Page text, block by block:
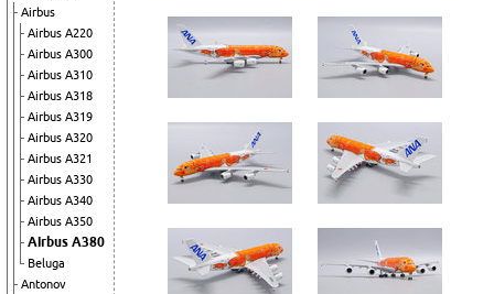
Airbus
Airbus A220
Airbus A300
Airbus A310
Airbus A318
Airbus A319
Airbus A320
Airbus A321
Airbus A330
Airbus A340
Airbus A350
Airbus A380
Beluga
Antonov